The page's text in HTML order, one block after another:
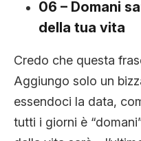
06 – Domani
della tua vita
Credo che questa
Aggiungo solo un
essendoci la data,
tutti i giorni è